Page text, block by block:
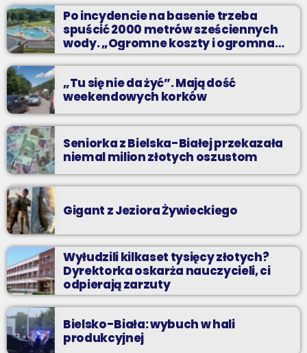
perełki.
Po incydencie na basenie trzeba
spuścić 2000 metrów sześciennych
wody. „Ogromne koszty i ogromna
praca”
„Tu się nie da żyć”. Mają dość
weekendowych korków
Seniorka z Bielska-Białej przekazała
niemal milion złotych oszustom
Gigant z Jeziora Żywieckiego
Wyłudzili kilkaset tysięcy złotych?
Dyrektorka oskarża nauczycieli, ci
odpierają zarzuty
Bielsko-Biała: wybuch w hali
produkcyjnej